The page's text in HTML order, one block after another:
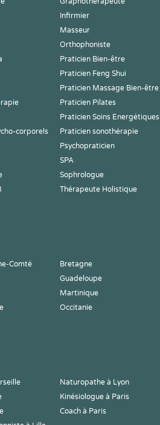
Infirmier
Masseur
Orthophoniste
Praticien Bien-être
Praticien Feng Shui
Praticien Massage Bien-être
Praticien Pilates
Praticien Soins Energétiques
corporels Praticien sonothérapie
Psychopraticien
SPA
Sophrologue
Thérapeute Holistique
Comté Bretagne
Guadeloupe
Martinique
Occitanie
Naturopathe à Lyon
Kinésiologue à Paris
Coach à Paris